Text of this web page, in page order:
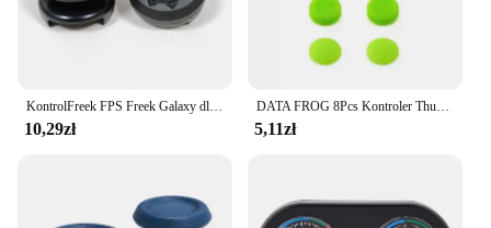
KontrolFreek FPS Freek Galaxy dla Playstation PS4 High-Rise Analog Stick PS5 Joystick Controller Performance Command Stick Game
10,29zł
DATA FROG 8Pcs Kontroler Thumb Stick Grip Cap dla PS5 Silikonowa antypoślizgowa gumowa nakładka na PS4/Xbox Series X/S Akcesoria
5,11zł